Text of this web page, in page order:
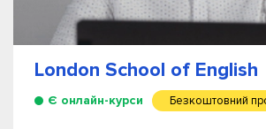
London School of English
Є онлайн-курси Безкоштовний